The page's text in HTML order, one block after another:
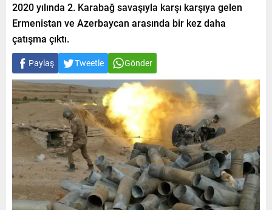
2020 yılında 2. Karabağ savaşıyla karşı karşıya gelen
Ermenistan ve Azerbaycan arasında bir kez daha
çatışma çıktı.
Paylaş Tweetle Gönder